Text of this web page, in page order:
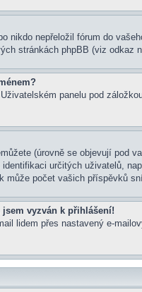
nikdo nepřeložil fórum do
stránkách phpBB (viz odkaz
panelu pod
(úrovně se objevují pod
určitých uživatelů,
může počet vašich příspěvků
vyzván k přihlášení!
lidem přes nastavený e-